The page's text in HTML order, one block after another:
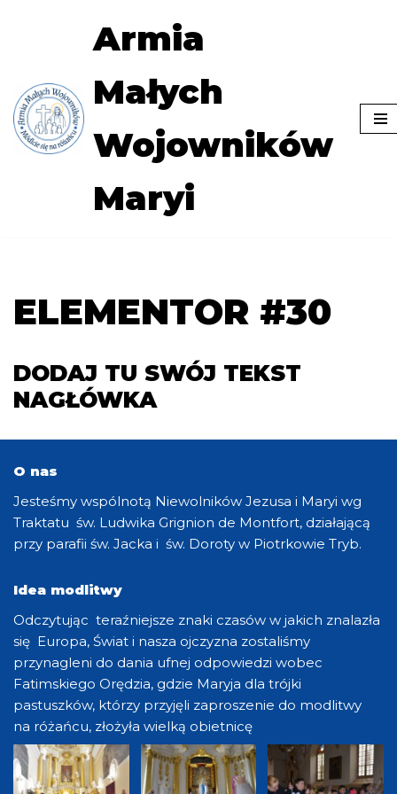
treści
Armia
Małych
Wojowników
Maryi
ELEMENTOR #30
DODAJ TU SWÓJ TEKST
NAGŁÓWKA
O nas
Jesteśmy wspólnotą Niewolników Jezusa i Maryi wg
Traktatu św. Ludwika Grignion de Montfort, działającą
przy parafii św. Jacka i św. Doroty w Piotrkowie Tryb.
Idea modlitwy
Odczytując teraźniejsze znaki czasów w jakich znalazła
się Europa, Świat i nasza ojczyzna zostaliśmy
przynagleni do dania ufnej odpowiedzi wobec
Fatimskiego Orędzia, gdzie Maryja dla trójki
pastuszków, którzy przyjęli zaproszenie do modlitwy
na różańcu, złożyła wielką obietnicę